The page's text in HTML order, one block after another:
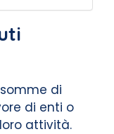
di
di enti o
attività.